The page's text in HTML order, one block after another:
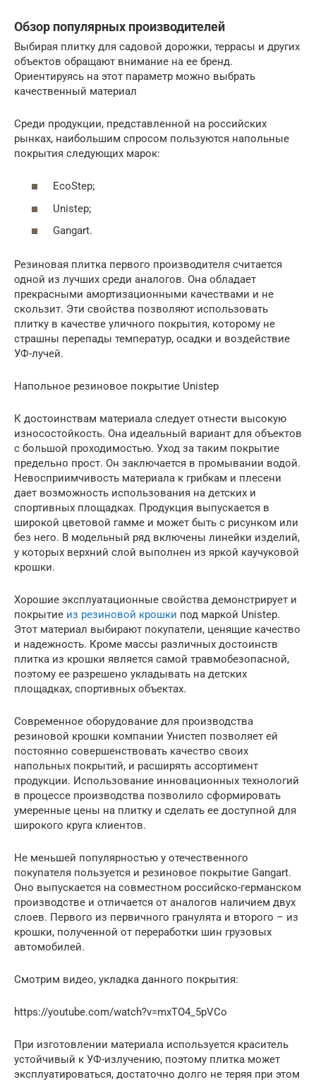
Обзор популярных производителей
Выбирая плитку для садовой дорожки, террасы и других
объектов обращают внимание на ее бренд.
Ориентируясь на этот параметр можно выбрать
качественный материал
Среди продукции, представленной на российских
рынках, наибольшим спросом пользуются напольные
покрытия следующих марок:
EcoStep;
Unistep;
Gangart.
Резиновая плитка первого производителя считается
одной из лучших среди аналогов. Она обладает
прекрасными амортизационными качествами и не
скользит. Эти свойства позволяют использовать
плитку в качестве уличного покрытия, которому не
страшны перепады температур, осадки и воздействие
УФ-лучей.
Напольное резиновое покрытие Unistep
К достоинствам материала следует отнести высокую
износостойкость. Она идеальный вариант для объектов
с большой проходимостью. Уход за таким покрытие
предельно прост. Он заключается в промывании водой.
Невосприимчивость материала к грибкам и плесени
дает возможность использования на детских и
спортивных площадках. Продукция выпускается в
широкой цветовой гамме и может быть с рисунком или
без него. В модельный ряд включены линейки изделий,
у которых верхний слой выполнен из яркой каучуковой
крошки.
Хорошие эксплуатационные свойства демонстрирует и
покрытие из резиновой крошки под маркой Unistep.
Этот материал выбирают покупатели, ценящие качество
и надежность. Кроме массы различных достоинств
плитка из крошки является самой травмобезопасной,
поэтому ее разрешено укладывать на детских
площадках, спортивных объектах.
Современное оборудование для производства
резиновой крошки компании Унистеп позволяет ей
постоянно совершенствовать качество своих
напольных покрытий, и расширять ассортимент
продукции. Использование инновационных технологий
в процессе производства позволило сформировать
умеренные цены на плитку и сделать ее доступной для
широкого круга клиентов.
Не меньшей популярностью у отечественного
покупателя пользуется и резиновое покрытие Gangart.
Оно выпускается на совместном российско-германском
производстве и отличается от аналогов наличием двух
слоев. Первого из первичного гранулята и второго – из
крошки, полученной от переработки шин грузовых
автомобилей.
Смотрим видео, укладка данного покрытия:
https://youtube.com/watch?v=mxTO4_5pVCo
При изготовлении материала используется краситель
устойчивый к УФ-излучению, поэтому плитка может
эксплуатироваться, достаточно долго не теряя при этом